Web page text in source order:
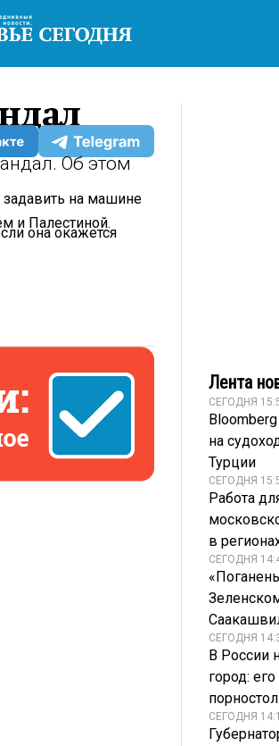
Об этом
на машине
и Палестиной.
она окажется
Лента
СЕГОДНЯ
на
Турции
СЕГОДНЯ
Работа
в
СЕГОДНЯ
СЕГОДНЯ
В России
город:
СЕГОДНЯ